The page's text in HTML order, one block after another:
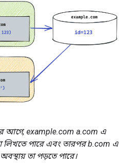
আগে, example.com a.com এ
লিখতে পারে এবং তারপর b.com এ
তা পড়তে পারে।